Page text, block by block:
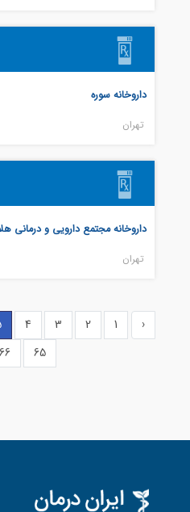
داروخانه سوره
تهران
داروخانه مجتمع دارویی و درمانی
تهران
‹
1
2
3
4
65
66